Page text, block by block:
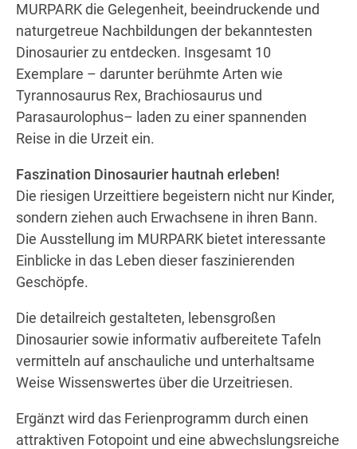
Wegbeschreibung
MURPARK die Gelegenheit, beeindruckende und
naturgetreue Nachbildungen der bekanntesten
Dinosaurier zu entdecken. Insgesamt 10
Exemplare – darunter berühmte Arten wie
Tyrannosaurus Rex, Brachiosaurus und
Parasaurolophus– laden zu einer spannenden
Reise in die Urzeit ein.
Faszination Dinosaurier hautnah erleben!
Die riesigen Urzeittiere begeistern nicht nur Kinder,
sondern ziehen auch Erwachsene in ihren Bann.
Die Ausstellung im MURPARK bietet interessante
Einblicke in das Leben dieser faszinierenden
Geschöpfe.
Die detailreich gestalteten, lebensgroßen
Dinosaurier sowie informativ aufbereitete Tafeln
vermitteln auf anschauliche und unterhaltsame
Weise Wissenswertes über die Urzeitriesen.
Ergänzt wird das Ferienprogramm durch einen
attraktiven Fotopoint und eine abwechslungsreiche